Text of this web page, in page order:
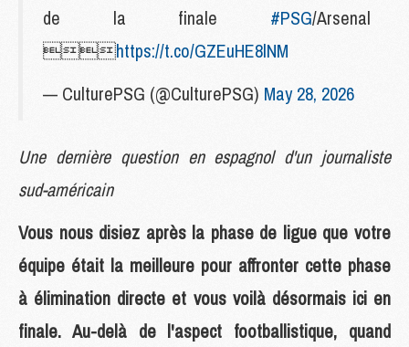
de la finale #PSG/Arsenal
https://t.co/GZEuHE8lNM
— CulturePSG (@CulturePSG) May 28, 2026
Une dernière question en espagnol d'un journaliste
sud-américain
Vous nous disiez après la phase de ligue que votre
équipe était la meilleure pour affronter cette phase
à élimination directe et vous voilà désormais ici en
finale. Au-delà de l'aspect footballistique, quand